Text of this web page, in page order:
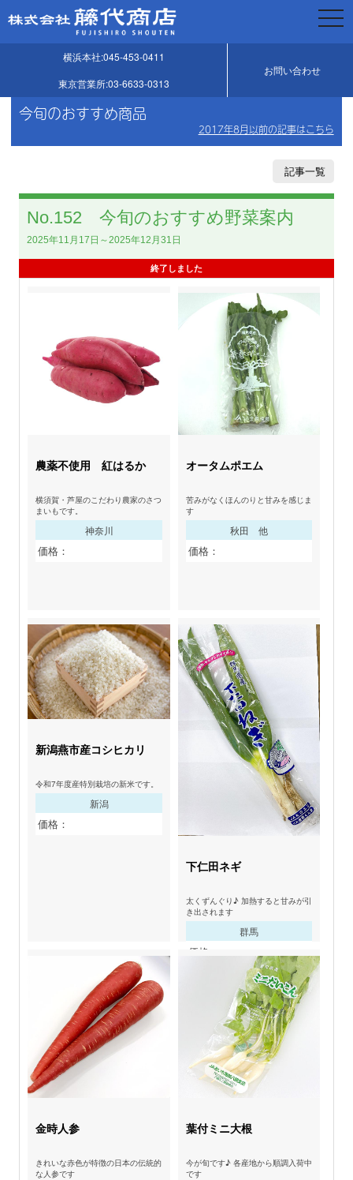
横浜本社:045-453-0411
お問い合わせ
東京営業所:03-6633-0313
今旬のおすすめ商品
2017年8月以前の記事はこちら
記事一覧
No.152 今旬のおすすめ野菜案内
2025年11月17日～2025年12月31日
終了しました
農薬不使用 紅はるか
横須賀・芦屋のこだわり農家のさつ
まいもです。
神奈川
価格：
オータムポエム
苦みがなくほんのりと甘みを感じま
す
秋田 他
価格：
新潟燕市産コシヒカリ
令和7年度産特別栽培の新米です。
新潟
価格：
下仁田ネギ
太くずんぐり♪ 加熱すると甘みが引
き出されます
群馬
価格：
金時人参
きれいな赤色が特徴の日本の伝統的
な人参です
葉付ミニ大根
今が旬です♪ 各産地から順調入荷中
です